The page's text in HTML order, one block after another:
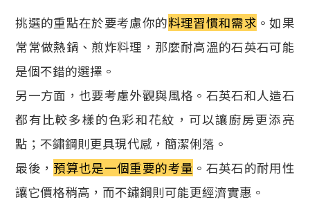
挑選的重點在於要考慮你的料理習慣和需求 。如果
常常做熱鍋、煎炸料理，那麼耐高溫的石英石可能
是個不錯的選擇。
另一方面，也要考慮外觀與風格。石英石和人造石
都有比較多樣的色彩和花紋，可以讓廚房更添亮
點；不鏽鋼則更具現代感，簡潔俐落。
最後， 預算也是一個重要的考量 。石英石的耐用性
讓它價格稍高，而不鏽鋼則可能更經濟實惠。